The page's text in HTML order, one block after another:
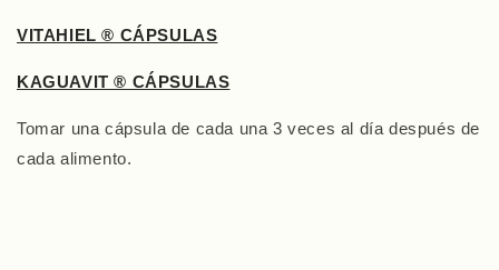
VITAHIEL ® CÁPSULAS
KAGUAVIT ® CÁPSULAS
Tomar una cápsula de cada una 3 veces al día después de
cada alimento.